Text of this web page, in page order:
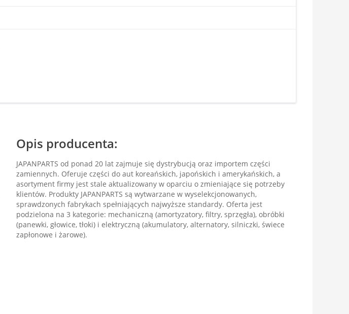
Opis producenta:
JAPANPARTS od ponad 20 lat zajmuje się dystrybucją oraz importem części
zamiennych. Oferuje części do aut koreańskich, japońskich i amerykańskich, a
asortyment firmy jest stale aktualizowany w oparciu o zmieniające się potrzeby
klientów. Produkty JAPANPARTS są wytwarzane w wyselekcjonowanych,
sprawdzonych fabrykach spełniających najwyższe standardy. Oferta jest
podzielona na 3 kategorie: mechaniczną (amortyzatory, filtry, sprzęgła), obróbki
(panewki, głowice, tłoki) i elektryczną (akumulatory, alternatory, silniczki, świece
zapłonowe i żarowe).